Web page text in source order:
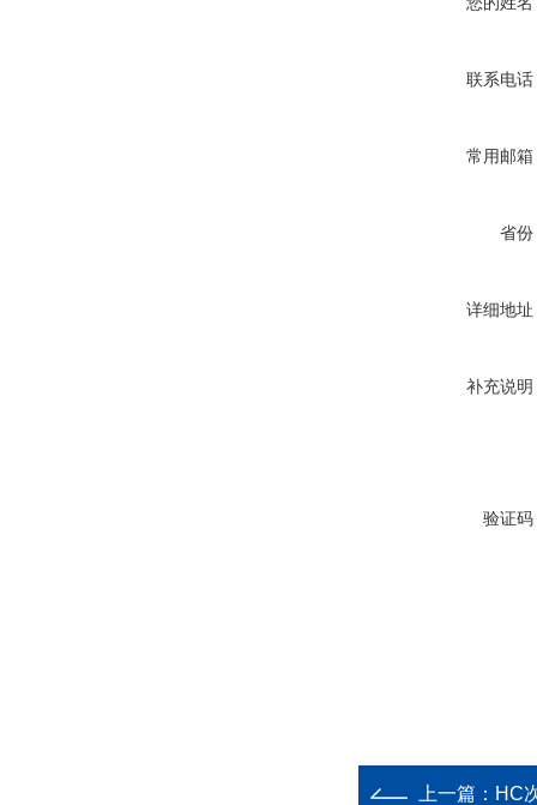
联系电话
常用邮箱
省份
详细地址
补充说明
验证码
上一篇： HC